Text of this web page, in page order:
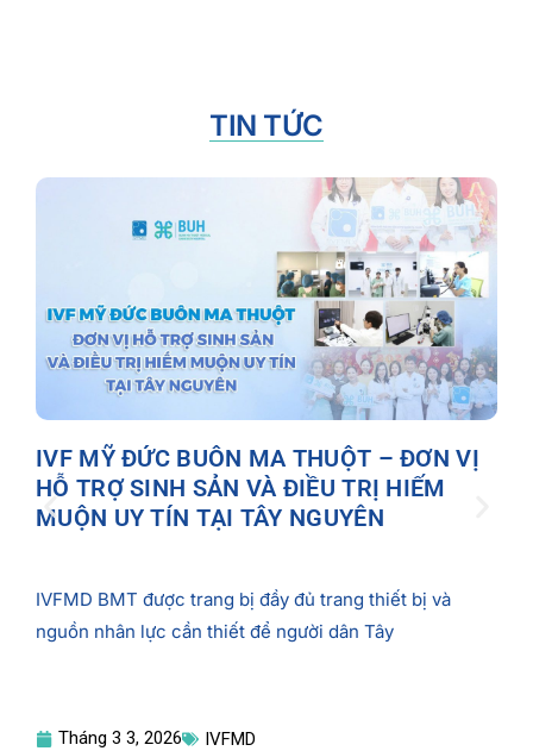
TIN TỨC
IVF MỸ ĐỨC BUÔN MA THUỘT – ĐƠN VỊ
HỖ TRỢ SINH SẢN VÀ ĐIỀU TRỊ HIẾM
MUỘN UY TÍN TẠI TÂY NGUYÊN
IVFMD BMT được trang bị đầy đủ trang thiết bị và
nguồn nhân lực cần thiết để người dân Tây
Tháng 3 3, 2026 IVFMD